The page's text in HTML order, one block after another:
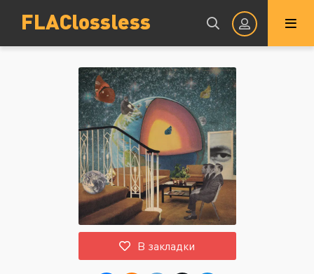
FLAClossless
Авторизация
Запомнить
ВОЙТИ НА САЙТ
Восстановить пароль
В закладки